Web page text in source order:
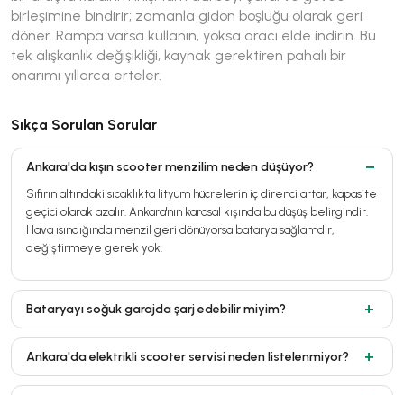
birleşimine bindirir; zamanla gidon boşluğu olarak geri
döner. Rampa varsa kullanın, yoksa aracı elde indirin. Bu
tek alışkanlık değişikliği, kaynak gerektiren pahalı bir
onarımı yıllarca erteler.
Sıkça Sorulan Sorular
Ankara'da kışın scooter menzilim neden düşüyor?
Sıfırın altındaki sıcaklıkta lityum hücrelerin iç direnci artar, kapasite
geçici olarak azalır. Ankara'nın karasal kışında bu düşüş belirgindir.
Hava ısındığında menzil geri dönüyorsa batarya sağlamdır,
değiştirmeye gerek yok.
Bataryayı soğuk garajda şarj edebilir miyim?
Ankara'da elektrikli scooter servisi neden listelenmiyor?